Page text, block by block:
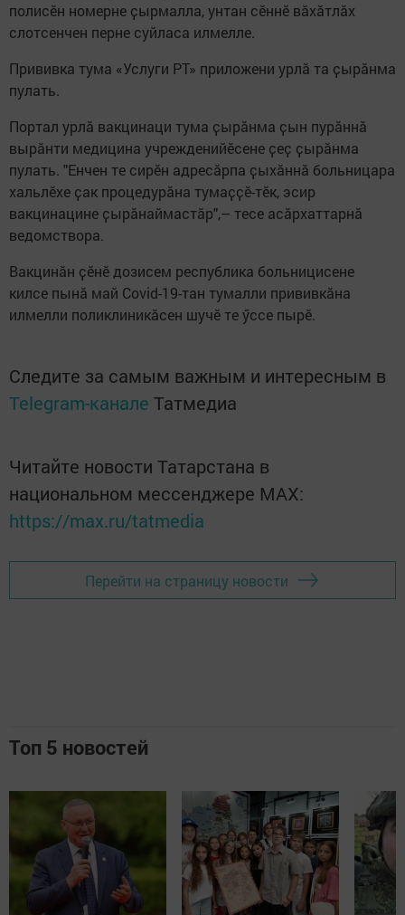
полисӗн номерне ҫырмалла, унтан сӗннӗ вӑхӑтлӑх
слотсенчен перне суйласа илмелле.
Прививка тума «Услуги РТ» приложени урлӑ та ҫырӑнма
пулать.
Портал урлӑ вакцинаци тума ҫырӑнма ҫын пурӑннӑ
вырӑнти медицина учрежденийӗсене ҫеҫ ҫырӑнма
пулать. "Енчен те сирӗн адресӑрпа ҫыхӑннӑ больницара
хальлӗхе ҫак процедурӑна тумаҫҫӗ-тӗк, эсир
вакцинацине ҫырӑнаймастӑр",– тесе асӑрхаттарнӑ
ведомствора.
Вакцинӑн ҫӗнӗ дозисем республика больницисене
килсе пынӑ май Covid-19-тан тумалли прививкӑна
илмелли поликлиникӑсен шучӗ те ӳссе пырӗ.
Следите за самым важным и интересным в
Telegram-канале Татмедиа
Читайте новости Татарстана в
национальном мессенджере MАХ:
https://max.ru/tatmedia
Перейти на страницу новости
Топ 5 новостей